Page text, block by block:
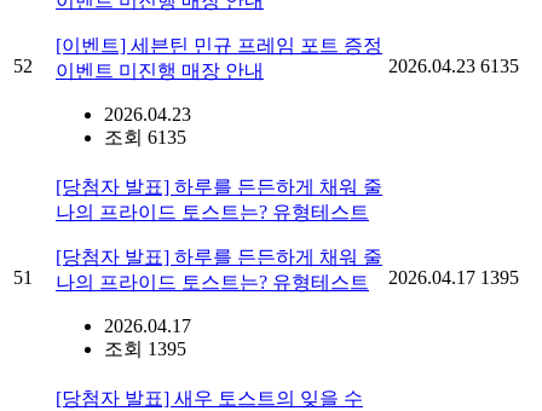
52
[이벤트] 세븐틴 민규 프레임 포트 증정
이벤트 미진행 매장 안내
2026.04.23
조회 6135
2026.04.23 6135
51
[당첨자 발표] 하루를 든든하게 채워 줄
나의 프라이드 토스트는? 유형테스트
[당첨자 발표] 하루를 든든하게 채워 줄
나의 프라이드 토스트는? 유형테스트
2026.04.17
조회 1395
2026.04.17 1395
[당첨자 발표] 새우 토스트의 잊을 수